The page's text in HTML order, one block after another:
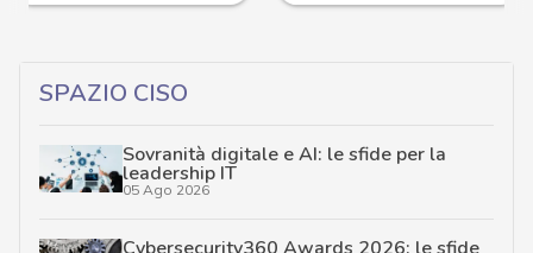
SPAZIO CISO
Sovranità digitale e AI: le sfide per la
leadership IT
05 Ago 2026